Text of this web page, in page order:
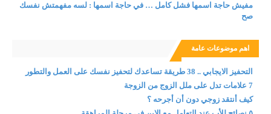
مفيش حاجة اسمها فشل كامل … في حاجة اسمها : لسه مفهمتش نفسك
صح
اهم موضوعات عامة
التحفيز الايجابي .. 38 طريقة تساعدك لتحفيز نفسك على العمل والتطور
7 علامات تدل على ملل الزوج من الزوجة
كيف أنتقد زوجي دون أن أجرحه ؟